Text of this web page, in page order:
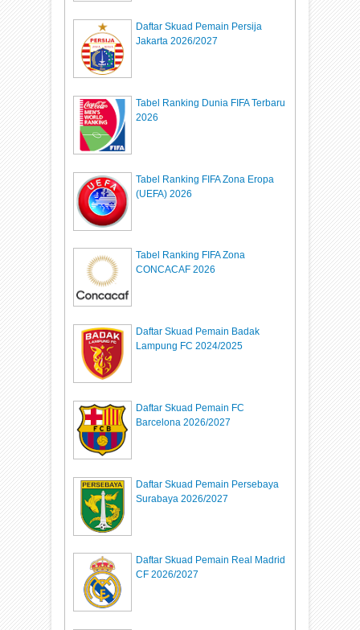
Daftar Skuad Pemain Persija
Jakarta 2026/2027
Tabel Ranking Dunia FIFA Terbaru
2026
Tabel Ranking FIFA Zona Eropa
(UEFA) 2026
Tabel Ranking FIFA Zona
CONCACAF 2026
Daftar Skuad Pemain Badak
Lampung FC 2024/2025
Daftar Skuad Pemain FC
Barcelona 2026/2027
Daftar Skuad Pemain Persebaya
Surabaya 2026/2027
Daftar Skuad Pemain Real Madrid
CF 2026/2027